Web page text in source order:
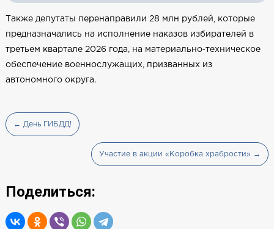
Также депутаты перенаправили 28 млн рублей, которые
предназначались на исполнение наказов избирателей в
третьем квартале 2026 года, на материально‑техническое
обеспечение военнослужащих, призванных из
автономного округа.
← День ГИБДД!
Участие в акции «Коробка храбрости» →
Поделиться: